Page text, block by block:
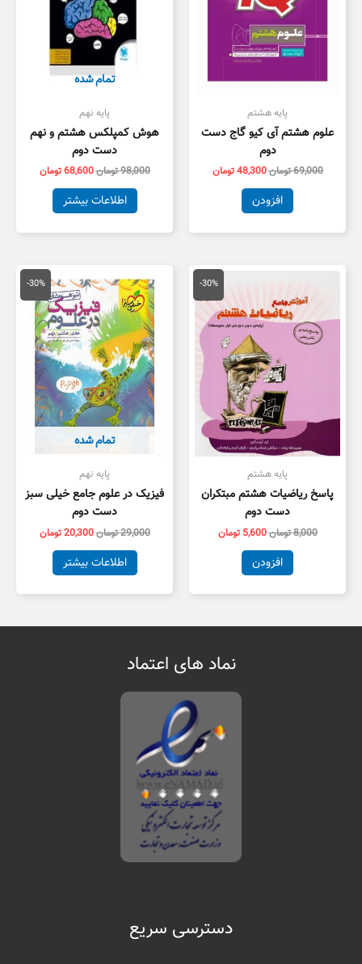
پایه هشتم
علوم هشتم آی کیو گاج دست
دوم
69,000تومان48,300تومان
افزودن
تمام شده
پایه نهم
هوش کمپلکس هشتم و نهم
دست دوم
98,000تومان68,600تومان
اطلاعات بیشتر
-30%
پایه هشتم
پاسخ ریاضیات هشتم مبتکران
دست دوم
8,000تومان
8,000 تومان
بود.
5,600 تومان
قیمت
فعلی
5,600 تومان
است.
افزودن
-30%
تمام شده
پایه نهم
فیزیک در علوم جامع خیلی سبز
دست دوم
29,000تومان
اصلی
29,000 تومان
بود.
20,300تومان
قیمت
فعلی
است.
اطلاعات بیشتر
نماد های اعتماد
دسترسی سریع